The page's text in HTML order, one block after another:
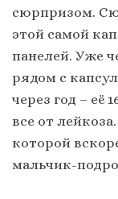
сюрпризом.
этой самой
панелей. Уже
рядом с
через год – её
все от
которой
мальчик-